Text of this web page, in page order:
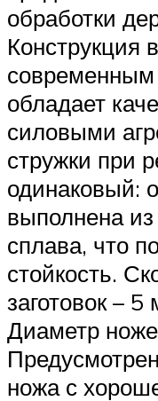
обработки
Конструкция
современным
обладает
силовыми
стружки при
одинаковый:
выполнена
сплава, что
стойкость.
заготовок –
Диаметр
ножа с